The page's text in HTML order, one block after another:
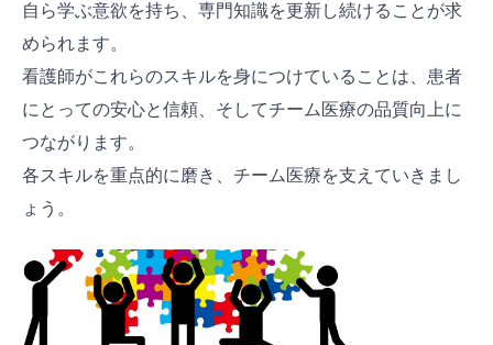
自ら学ぶ意欲を持ち、専門知識を更新し続けることが求
められます。
看護師がこれらのスキルを身につけていることは、患者
にとっての安心と信頼、そしてチーム医療の品質向上に
つながります。
各スキルを重点的に磨き、チーム医療を支えていきまし
ょう。